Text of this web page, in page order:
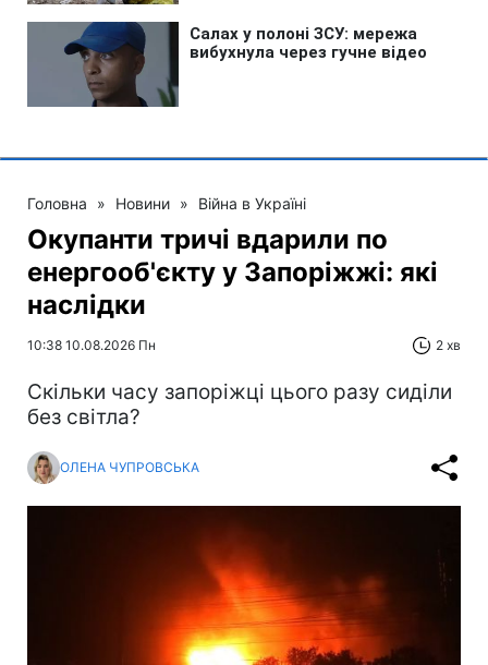
Головна » Новини » Війна в Україні
Окупанти тричі вдарили по
енергооб'єкту у Запоріжжі: які
наслідки
10:38 10.08.2026 Пн 2 хв
Скільки часу запоріжці цього разу сиділи
без світла?
ОЛЕНА ЧУПРОВСЬКА